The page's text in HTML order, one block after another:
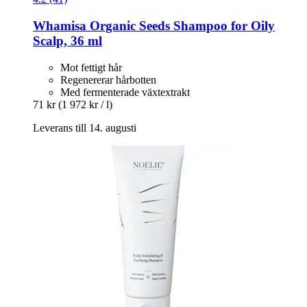
Whamisa Organic Seeds Shampoo for Oily
Scalp, 36 ml
Mot fettigt hår
Regenererar hårbotten
Med fermenterade växtextrakt
71 kr (1 972 kr / l)
Leverans till 14. augusti